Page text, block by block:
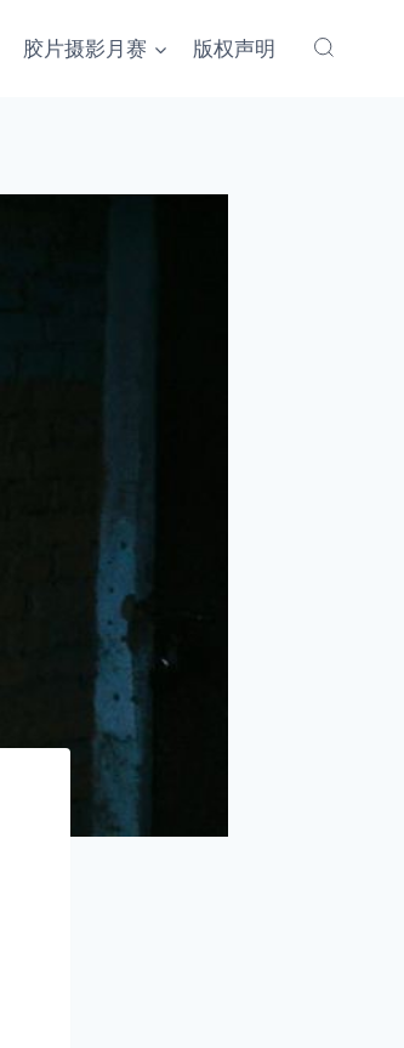
胶片摄影月赛 版权声明